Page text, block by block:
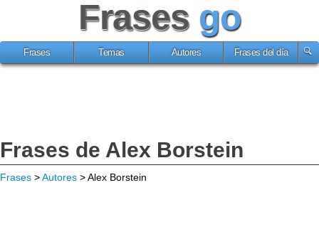
Frases go
Frases Temas Autores Frases del día
Frases de Alex Borstein
Frases >Autores > Alex Borstein